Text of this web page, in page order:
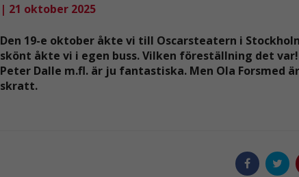
| 21 oktober 2025
Den 19-e oktober åkte vi till Oscarsteatern i
skönt åkte vi i egen buss. Vilken föreställning det
Peter Dalle m.fl. är ju fantastiska. Men Ola
skratt.